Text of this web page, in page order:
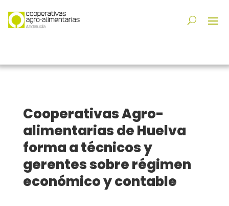
Cooperativas Agro-
alimentarias de Huelva
forma a técnicos y
gerentes sobre régimen
económico y contable